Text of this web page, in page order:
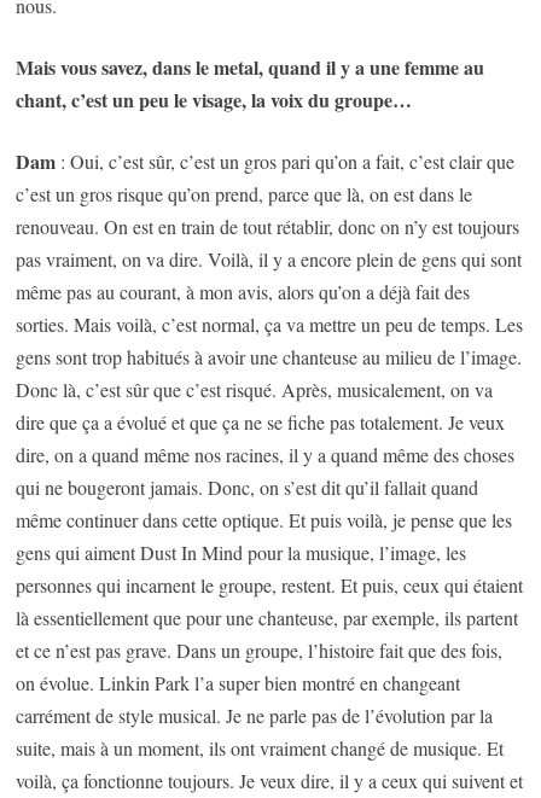
nous.
Mais vous savez, dans le metal, quand il y a une femme au
chant, c’est un peu le visage, la voix du groupe…
Dam : Oui, c’est sûr, c’est un gros pari qu’on a fait, c’est clair que
c’est un gros risque qu’on prend, parce que là, on est dans le
renouveau. On est en train de tout rétablir, donc on n’y est toujours
pas vraiment, on va dire. Voilà, il y a encore plein de gens qui sont
même pas au courant, à mon avis, alors qu’on a déjà fait des
sorties. Mais voilà, c’est normal, ça va mettre un peu de temps. Les
gens sont trop habitués à avoir une chanteuse au milieu de l’image.
Donc là, c’est sûr que c’est risqué. Après, musicalement, on va
dire que ça a évolué et que ça ne se fiche pas totalement. Je veux
dire, on a quand même nos racines, il y a quand même des choses
qui ne bougeront jamais. Donc, on s’est dit qu’il fallait quand
même continuer dans cette optique. Et puis voilà, je pense que les
gens qui aiment Dust In Mind pour la musique, l’image, les
personnes qui incarnent le groupe, restent. Et puis, ceux qui étaient
là essentiellement que pour une chanteuse, par exemple, ils partent
et ce n’est pas grave. Dans un groupe, l’histoire fait que des fois,
on évolue. Linkin Park l’a super bien montré en changeant
carrément de style musical. Je ne parle pas de l’évolution par la
suite, mais à un moment, ils ont vraiment changé de musique. Et
voilà, ça fonctionne toujours. Je veux dire, il y a ceux qui suivent et